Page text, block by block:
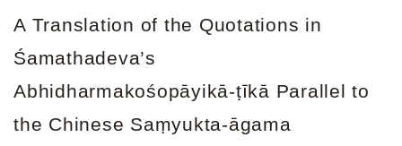
A Translation of the Quotations in
Śamathadeva’s
Abhidharmakośopāyikā-ṭīkā Parallel to
the Chinese Saṃyukta-āgama